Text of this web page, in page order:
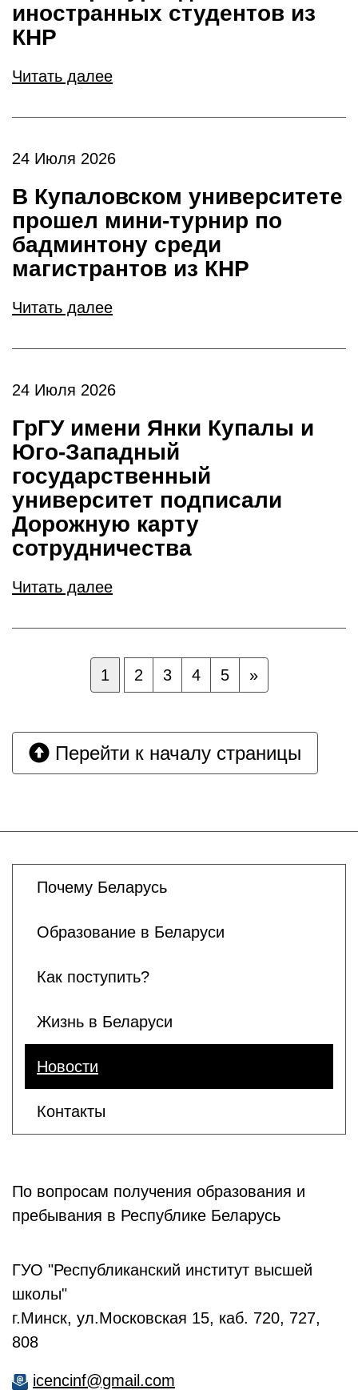
иностранных студентов из
КНР
Читать далее
24 Июля 2026
В Купаловском университете
прошел мини-турнир по
бадминтону среди
магистрантов из КНР
Читать далее
24 Июля 2026
ГрГУ имени Янки Купалы и
Юго-Западный
государственный
университет подписали
Дорожную карту
сотрудничества
Читать далее
1 2 3 4 5 »
Перейти к началу страницы
Почему Беларусь
Образование в Беларуси
Как поступить?
Жизнь в Беларуси
Новости
Контакты
По вопросам получения образования и
пребывания в Республике Беларусь
ГУО "Республиканский институт высшей
школы"
г.Минск, ул.Московская 15, каб. 720, 727,
808
icencinf@gmail.com